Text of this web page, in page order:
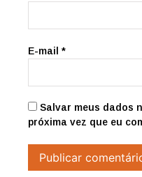
E-mail *
Salvar meus dados
próxima vez que eu